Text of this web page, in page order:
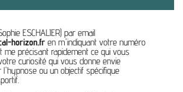
ESCHALIER) par email
horizon.fr en m'indiquant votre numéro
me précisant rapidement ce qui vous
curiosité qui vous donne envie
ou un objectif spécifique